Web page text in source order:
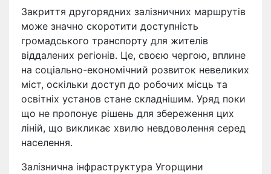
Закриття другорядних залізничних маршрутів
може значно скоротити доступність
громадського транспорту для жителів
віддалених регіонів. Це, своєю чергою, вплине
на соціально-економічний розвиток невеликих
міст, оскільки доступ до робочих місць та
освітніх установ стане складнішим. Уряд поки
що не пропонує рішень для збереження цих
ліній, що викликає хвилю невдоволення серед
населення.
Залізнична інфраструктура Угорщини